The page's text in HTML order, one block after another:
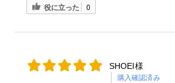
役に立った 0
SHOEI様
購入確認済み